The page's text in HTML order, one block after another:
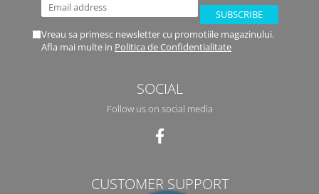
Vreau sa primesc newsletter cu promotiile magazinului.
Afla mai multe in Politica de Confidentialitate
SOCIAL
Follow us on social media
CUSTOMER SUPPORT